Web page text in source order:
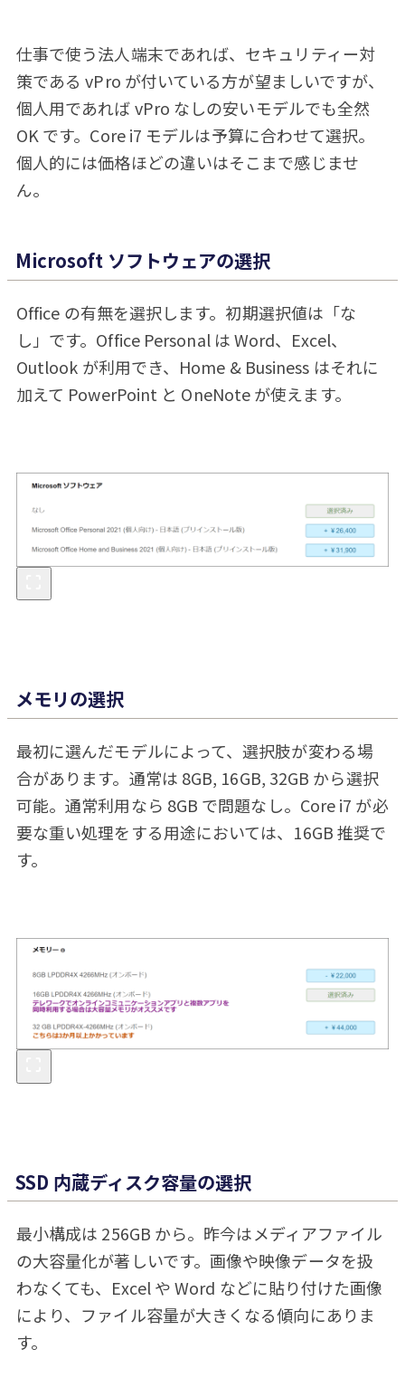
仕事で使う法人端末であれば、セキュリティー対
策である vPro が付いている方が望ましいですが、
個人用であれば vPro なしの安いモデルでも全然
OK です。Core i7 モデルは予算に合わせて選択。
個人的には価格ほどの違いはそこまで感じませ
ん。
Microsoft ソフトウェアの選択
Office の有無を選択します。初期選択値は「な
し」です。Office Personal は Word、Excel、
Outlook が利用でき、Home & Business はそれに
加えて PowerPoint と OneNote が使えます。
メモリの選択
最初に選んだモデルによって、選択肢が変わる場
合があります。通常は 8GB, 16GB, 32GB から選択
可能。通常利用なら 8GB で問題なし。Core i7 が必
要な重い処理をする用途においては、16GB 推奨で
す。
SSD 内蔵ディスク容量の選択
最小構成は 256GB から。昨今はメディアファイル
の大容量化が著しいです。画像や映像データを扱
わなくても、Excel や Word などに貼り付けた画像
により、ファイル容量が大きくなる傾向にありま
す。